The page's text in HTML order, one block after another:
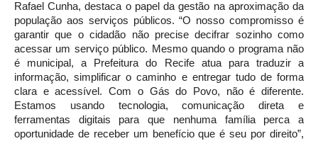
Rafael Cunha, destaca o papel da gestão na aproximação da
população aos serviços públicos. “O nosso compromisso é
garantir que o cidadão não precise decifrar sozinho como
acessar um serviço público. Mesmo quando o programa não
é municipal, a Prefeitura do Recife atua para traduzir a
informação, simplificar o caminho e entregar tudo de forma
clara e acessível. Com o Gás do Povo, não é diferente.
Estamos usando tecnologia, comunicação direta e
ferramentas digitais para que nenhuma família perca a
oportunidade de receber um benefício que é seu por direito”,